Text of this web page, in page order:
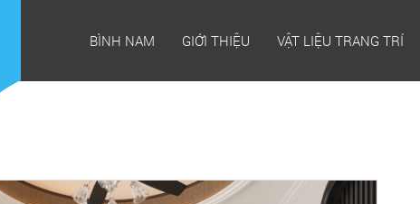
BÌNH NAM GIỚI THIỆU VẬT LIỆU TRANG TRÍ